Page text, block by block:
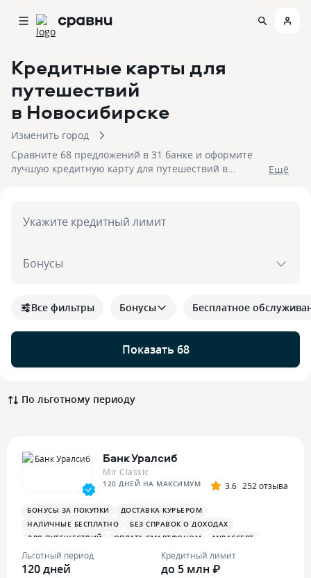
Кредитные карты для
путешествий
в Новосибирске
Изменить город
Сравните 68 предложений в 31 банке и оформите
лучшую кредитную карту для путешествий в
Eщё
Укажите кредитный лимит
Бонусы
Показать 68
Все фильтры Бонусы Бесплатное
По льготному периоду
Банк Уралсиб
Mir Classic
120 ДНЕЙ НА МАКСИМУМ 3.6 252 отзыва
БОНУСЫ ЗА ПОКУПКИ
ДОСТАВКА КУРЬЕРОМ
НАЛИЧНЫЕ БЕСПЛАТНО
БЕЗ СПРАВОК О ДОХОДАХ
ДЛЯ ПУТЕШЕСТВИЙ
ОПЛАТА СМАРТФОНОМ MIRACCEPT
Льготный период
120 дней
Кредитный лимит
до 5 млн ₽